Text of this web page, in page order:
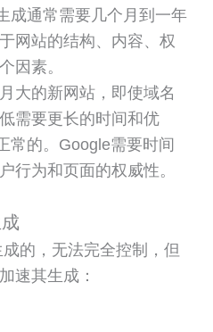
成通常需要几个月到一年
网站的结构、内容、权
因素。
大的新网站，即使域名
需要更长的时间和优
常的。Google需要时间
行为和页面的权威性。
的，无法完全控制，但
速其生成：